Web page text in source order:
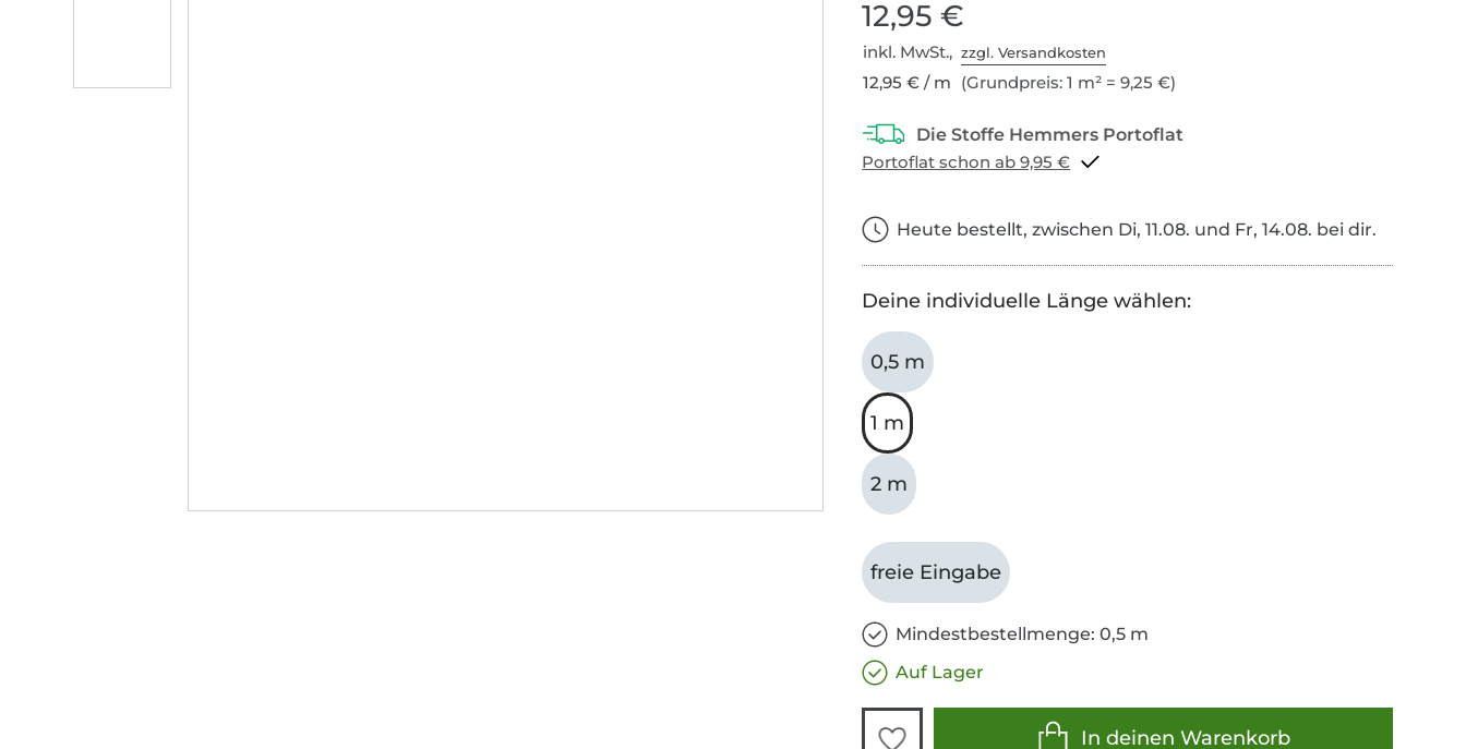
12,95 €
inkl. MwSt.,zzgl. Versandkosten
12,95 € / m (Grundpreis: 1 m² = 9,25 €)
Portoflat schon ab 9,95 €
Heute bestellt, zwischen Di, 11.08. und Fr, 14.08. bei dir.
Deine individuelle Länge wählen:
0,5 m
1 m
2 m
freie Eingabe
Mindestbestellmenge: 0,5 m
Auf Lager
In deinen Warenkorb